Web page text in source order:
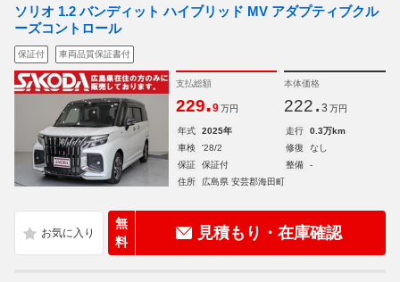
ソリオ 1.2 バンディット ハイブリッド MV アダプティブクル
ーズコントロール
保証付 車両品質保証書付
支払総額
229.9 万円
本体価格
222. 3 万円
年式 2025年 走行
0.3万km
車検
'28/2 修復
なし
保証
保証付 整備
-
住所
広島県 安芸郡海田町
無
料
見積もり・在庫確認